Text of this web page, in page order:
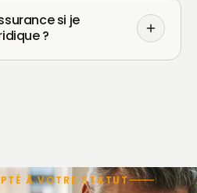
si je
?
À VOTRE STATUT